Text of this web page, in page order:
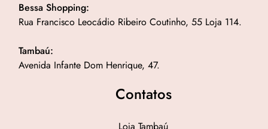
Bessa Shopping:
Rua Francisco Leocádio Ribeiro Coutinho, 55 Loja 114.
Tambaú:
Avenida Infante Dom Henrique, 47.
Contatos